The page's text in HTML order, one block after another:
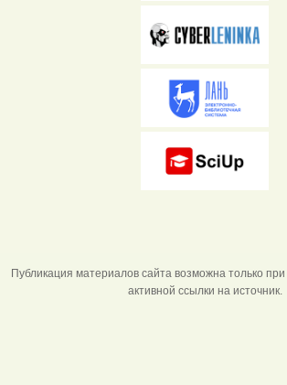
Публикация материалов сайта возможна только
активной ссылки на источник.